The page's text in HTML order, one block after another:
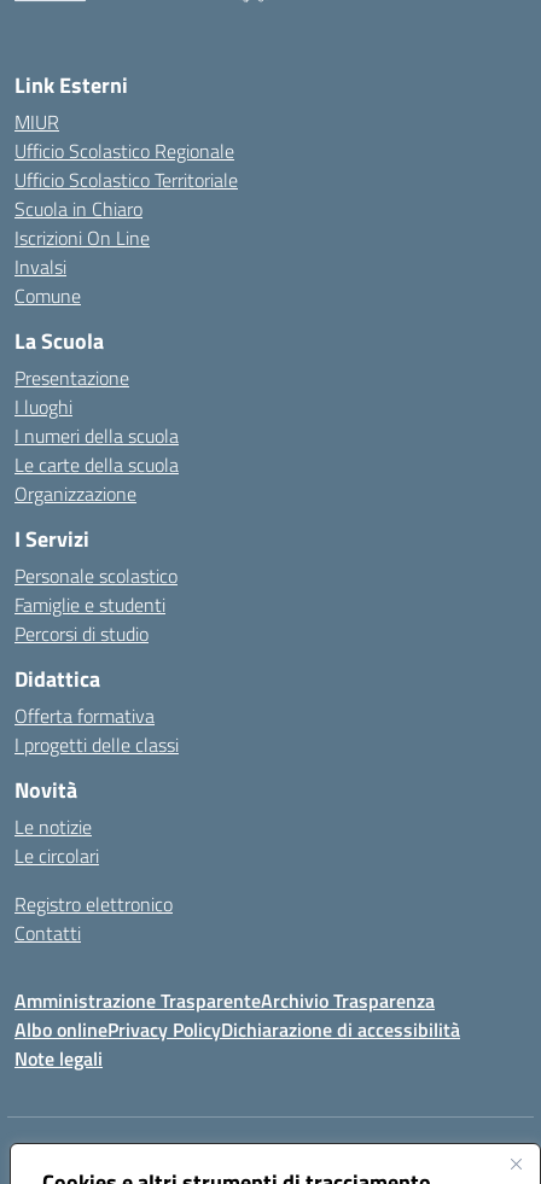
Link Esterni
MIUR
Ufficio Scolastico Regionale
Ufficio Scolastico Territoriale
Scuola in Chiaro
Iscrizioni On Line
Invalsi
Comune
La Scuola
Presentazione
I luoghi
I numeri della scuola
Le carte della scuola
Organizzazione
I Servizi
Personale scolastico
Famiglie e studenti
Percorsi di studio
Didattica
Offerta formativa
I progetti delle classi
Novità
Le notizie
Le circolari
Registro elettronico
Contatti
Amministrazione TrasparenteArchivio Trasparenza
Albo onlinePrivacy PolicyDichiarazione di accessibilità
Note legali
Indirizzo:
Centralino:096721161 Email:czic869004@istruzione.it